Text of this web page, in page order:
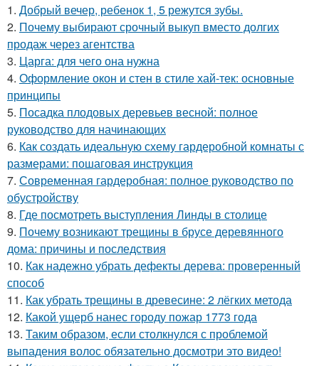
1. Добрый вечер, ребенок 1, 5 режутся зубы.
2. Почему выбирают срочный выкуп вместо долгих
продаж через агентства
3. Царга: для чего она нужна
4. Оформление окон и стен в стиле хай-тек: основные
принципы
5. Посадка плодовых деревьев весной: полное
руководство для начинающих
6. Как создать идеальную схему гардеробной комнаты с
размерами: пошаговая инструкция
7. Современная гардеробная: полное руководство по
обустройству
8. Где посмотреть выступления Линды в столице
9. Почему возникают трещины в брусе деревянного
дома: причины и последствия
10. Как надежно убрать дефекты дерева: проверенный
способ
11. Как убрать трещины в древесине: 2 лёгких метода
12. Какой ущерб нанес городу пожар 1773 года
13. Таким образом, если столкнулся с проблемой
выпадения волос обязательно досмотри это видео!